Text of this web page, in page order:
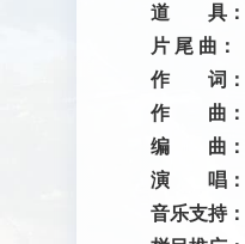
道 具：
片 尾 曲：
作 词：
作 曲：
编 曲：
演 唱：
音乐支持：